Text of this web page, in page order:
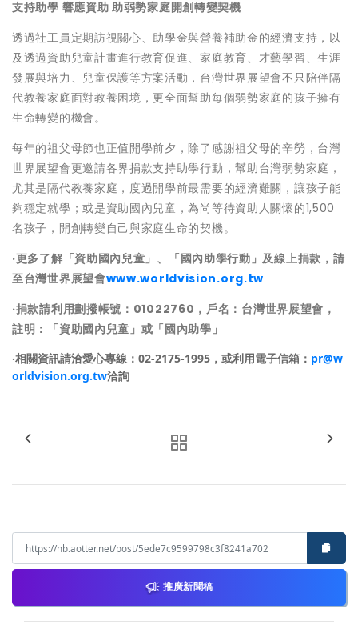
支持助學 響應資助 助弱勢家庭開創轉變契機
透過社工員定期訪視關心、助學金與營養補助金的經濟支持，以
及透過資助兒童計畫進行教育促進、家庭教育、才藝學習、生涯
發展與培力、兒童保護等方案活動，台灣世界展望會不只陪伴隔
代教養家庭面對教養困境，更全面幫助每個弱勢家庭的孩子擁有
生命轉變的機會。
每年的祖父母節也正值開學前夕，除了感謝祖父母的辛勞，台灣
世界展望會更邀請各界捐款支持助學行動，幫助台灣弱勢家庭，
尤其是隔代教養家庭，度過開學前最需要的經濟難關，讓孩子能
夠穩定就學；或是資助國內兒童，為尚等待資助人關懷的1,500
名孩子，開創轉變自己與家庭生命的契機。
‧更多了解「資助國內兒童」、「國內助學行動」及線上捐款，請
至台灣世界展望會www.worldvision.org.tw
‧捐款請利用劃撥帳號： 01022760 ，戶名：台灣世界展望會，
註明：「資助國內兒童」或「國內助學」
‧相關資訊請洽愛心專線：02-2175-1995，或利用電子信箱： pr@w
orldvision.org.tw洽詢
推廣新聞稿